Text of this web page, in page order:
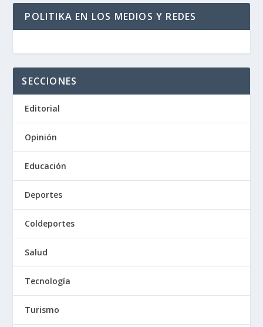
POLITIKA EN LOS MEDIOS Y REDES
SECCIONES
Editorial
Opinión
Educación
Deportes
Coldeportes
Salud
Tecnología
Turismo